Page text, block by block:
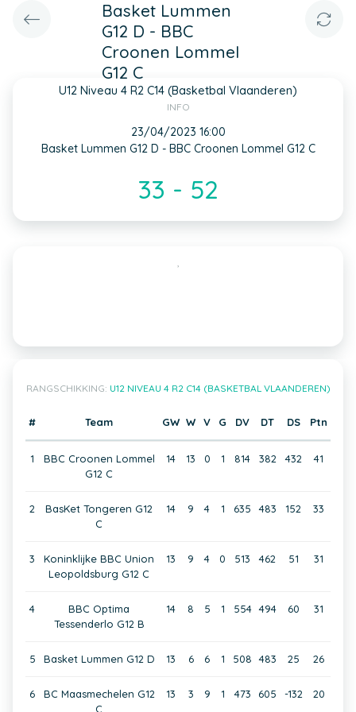
Basket Lummen
G12 D - BBC
Croonen Lommel
G12 C
U12 Niveau 4 R2 C14 (Basketbal Vlaanderen)
INFO
23/04/2023 16:00
Basket Lummen G12 D - BBC Croonen Lommel G12 C
33 - 52
,
RANGSCHIKKING: U12 NIVEAU 4 R2 C14 (BASKETBAL VLAANDEREN)
# Team GW W V G DV DT DS Ptn
1
BBC Croonen Lommel
G12 C
14 13 0 1 814 382 432 41
2
BasKet Tongeren G12
C
14 9 4 1 635 483 152 33
3
Koninklijke BBC Union
Leopoldsburg G12 C
13 9 4 0 513 462 51 31
4
BBC Optima
Tessenderlo G12 B
14 8 5 1 554 494 60 31
5 Basket Lummen G12 D 13 6 6 1 508 483 25 26
6
BC Maasmechelen G12
C
13 3 9 1 473 605 -132 20